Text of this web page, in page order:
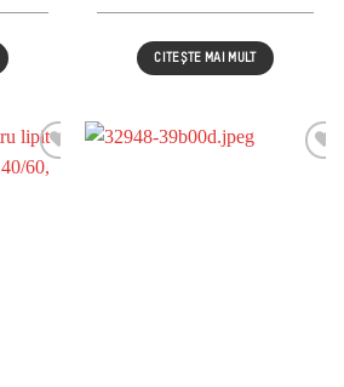
acumulatori Li-Ion,
sistem automat de
ungere, pentru tăiere
CITEȘTE MAI MULT